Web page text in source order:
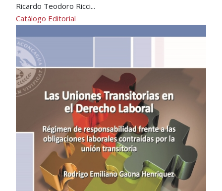
Ricardo Teodoro Ricci...
Catálogo Editorial